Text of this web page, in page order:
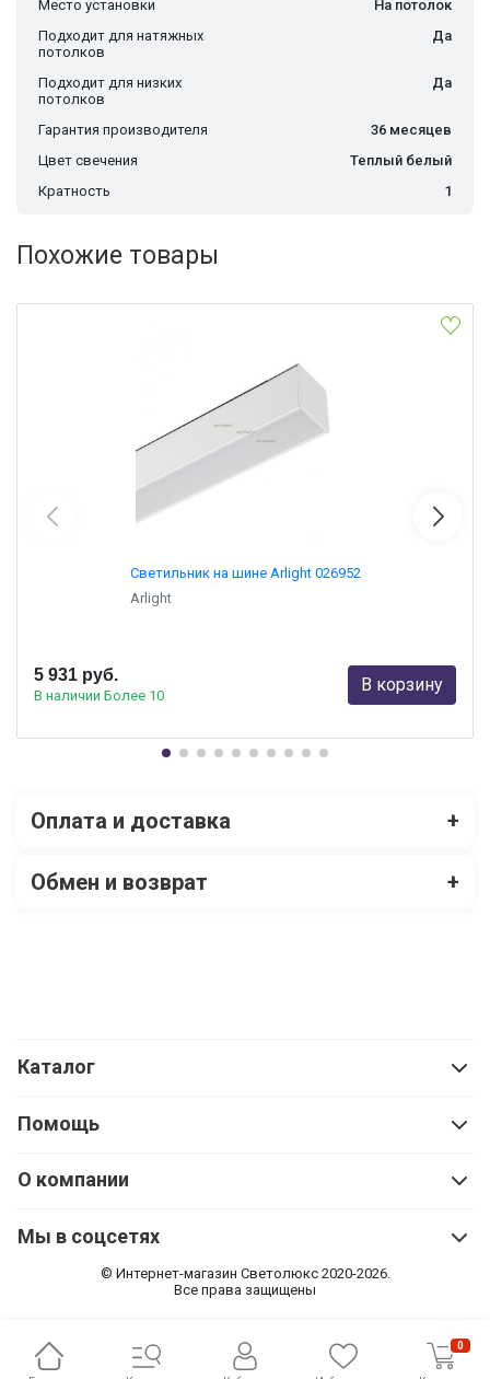
Место установки
На потолок
Подходит для натяжных
потолков
Да
Подходит для низких
потолков
Да
Гарантия производителя
36 месяцев
Цвет свечения
Теплый белый
Кратность
1
Похожие товары
Светильник на шине Arlight 026952
Arlight
5 931 руб.
В наличии Более 10
В корзину
Оплата и доставка +
Обмен и возврат +
0
Каталог
Помощь
О компании
Мы в соцсетях
© Интернет-магазин Cветолюкс 2020-2026.
Все права защищены